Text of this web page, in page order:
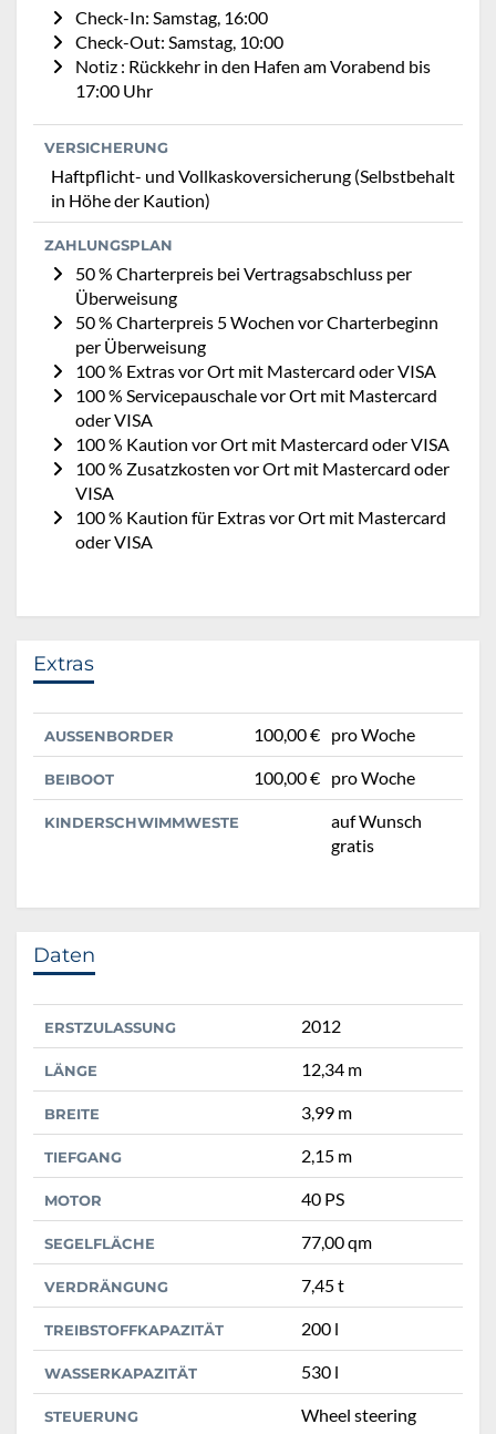
Check-In: Samstag, 16:00
Check-Out: Samstag, 10:00
Notiz : Rückkehr in den Hafen am Vorabend bis
17:00 Uhr
VERSICHERUNG
Haftpflicht- und Vollkaskoversicherung (Selbstbehalt
in Höhe der Kaution)
ZAHLUNGSPLAN
50 % Charterpreis bei Vertragsabschluss per
Überweisung
50 % Charterpreis 5 Wochen vor Charterbeginn
per Überweisung
100 % Extras vor Ort mit Mastercard oder VISA
100 % Servicepauschale vor Ort mit Mastercard
oder VISA
100 % Kaution vor Ort mit Mastercard oder VISA
100 % Zusatzkosten vor Ort mit Mastercard oder
VISA
100 % Kaution für Extras vor Ort mit Mastercard
oder VISA
Extras
AUSSENBORDER 100,00 € pro Woche
BEIBOOT 100,00 € pro Woche
KINDERSCHWIMMWESTE
auf Wunsch
gratis
Daten
ERSTZULASSUNG 2012
LÄNGE 12,34 m
BREITE 3,99 m
TIEFGANG 2,15 m
MOTOR 40 PS
SEGELFLÄCHE 77,00 qm
VERDRÄNGUNG 7,45 t
TREIBSTOFFKAPAZITÄT 200 l
WASSERKAPAZITÄT 530 l
STEUERUNG Wheel steering